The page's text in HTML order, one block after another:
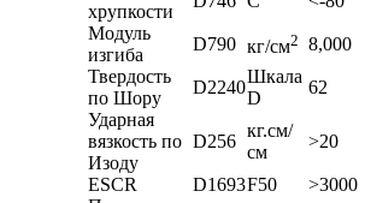
хрупкости
Модуль
изгиба
D790 кг/см2 8,000
Твердость
по Шору
D2240
Шкала
D
62
Ударная
вязкость по
Изоду
D256
кг.см/
см
>20
ESCR D1693F50 >3000